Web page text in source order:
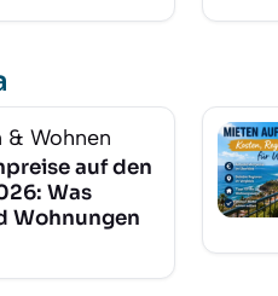
Wohnen
auf den
Was
Wohnungen